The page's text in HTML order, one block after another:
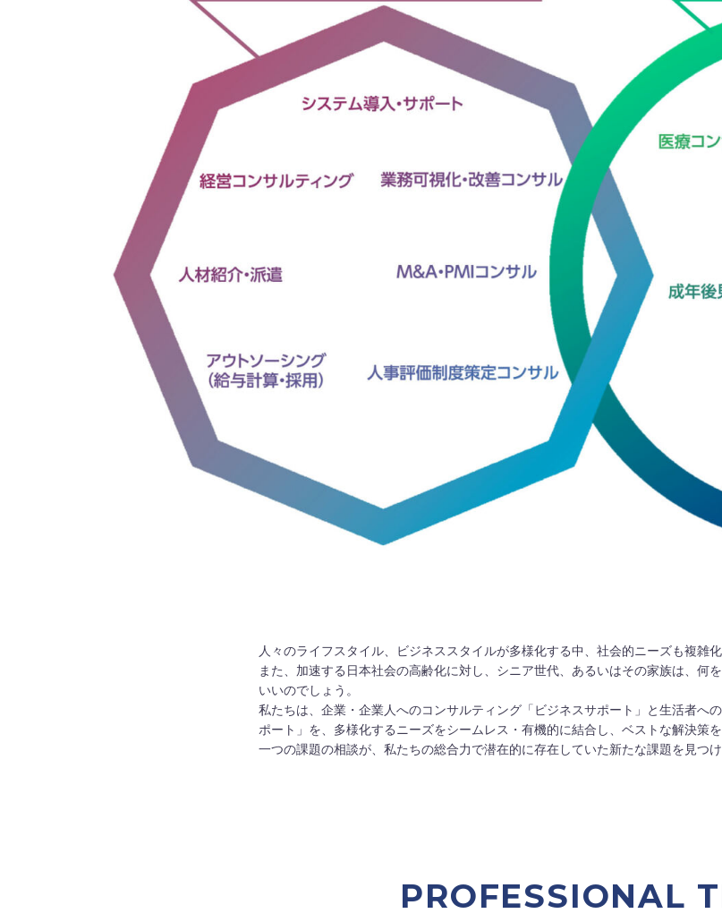
人々のライフスタイル、ビジネススタイルが多様化する中、社会的ニーズも複雑化
また、加速する日本社会の高齢化に対し、シニア世代、あるいはその家族は、何
いいのでしょう。
私たちは、企業・企業人へのコンサルティング「ビジネスサポート」と生活者へ
ポート」を、多様化するニーズをシームレス・有機的に結合し、ベストな解決策
一つの課題の相談が、私たちの総合力で潜在的に存在していた新たな課題を見つ
PROFESSIONAL